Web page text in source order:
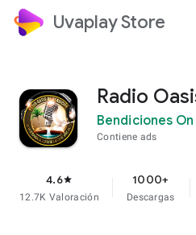
Uvaplay Store
Radio
Bendiciones On
Contiene ads
4.6star
12.7K Valoración
1000+
Descargas